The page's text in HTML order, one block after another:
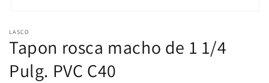
multimedia
1
en
ventana
modal
LASCO
Tapon rosca macho de 1 1/4
Pulg. PVC C40